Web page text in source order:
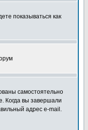
показываться как
самостоятельно
Когда вы завершали
адрес e-mail.